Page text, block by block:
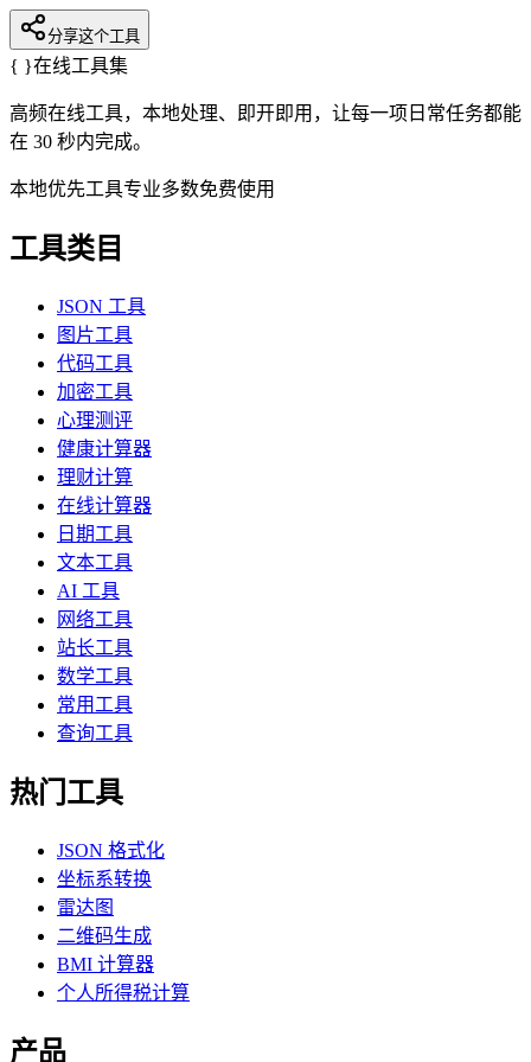
分享这个工具
{ }在线工具集
高频在线工具，本地处理、即开即用，让每一项日常任务都能
在 30 秒内完成。
本地优先工具专业多数免费使用
工具类目
JSON 工具
图片工具
代码工具
加密工具
心理测评
健康计算器
理财计算
在线计算器
日期工具
文本工具
AI 工具
网络工具
站长工具
数学工具
常用工具
查询工具
热门工具
JSON 格式化
坐标系转换
雷达图
二维码生成
BMI 计算器
个人所得税计算
产品